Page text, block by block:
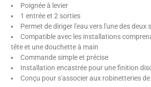
Poignée à levier
1 entrée et 2 sorties
Permet de diriger l'eau vers l'une des deux
Compatible avec les installations
tête et une douchette à main
Commande simple et précise
Installation encastrée pour une finition
Conçu pour s'associer aux robinetteries